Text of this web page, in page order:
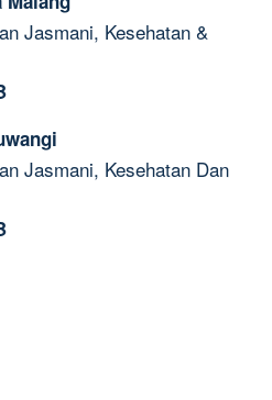
Jasmani, Kesehatan &
Jasmani, Kesehatan Dan